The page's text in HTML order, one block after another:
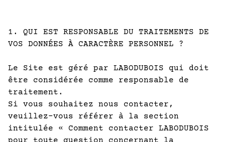
1. QUI EST RESPONSABLE DU TRAITEMENTS DE
VOS DONNÉES À CARACTÈRE PERSONNEL ?
Le Site est géré par LABODUBOIS qui doit
être considérée comme responsable de
traitement.
Si vous souhaitez nous contacter,
veuillez-vous référer à la section
intitulée « Comment contacter LABODUBOIS